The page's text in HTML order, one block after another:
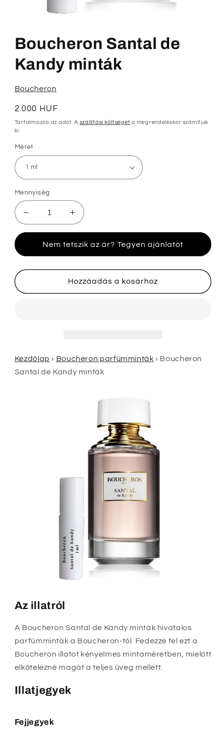
megnyitása
modális
párbeszédpanelen
Boucheron Santal de
Kandy minták
Boucheron
Normál
ár
2.000 HUF
Tartalmazza az adót. A szállítási költséget a megrendeléskor számítjuk
ki.
Méret
Mennyiség
Boucheron
Santal
Kandy
mennyiségének
csökkentése
Boucheron
Santal
Kandy
mennyiségének
növelése
Nem tetszik az ár? Tegyen ajánlatot
Hozzáadás a kosárhoz
Kezdőlap › Boucheron parfümminták › Boucheron
Santal de Kandy minták
Az illatról
A Boucheron Santal de Kandy minták hivatalos
parfümminták a Boucheron-tól. Fedezze fel ezt a
Boucheron illatot kényelmes mintaméretben, mielőtt
elkötelezné magát a teljes üveg mellett.
Illatjegyek
Fejjegyek